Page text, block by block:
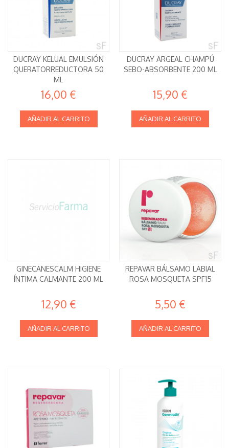
DUCRAY KELUAL EMULSIÓN
QUERATORREDUCTORA 50
ML
16,00 €
AÑADIR AL CARRITO
DUCRAY ARGEAL CHAMPÚ
SEBO-ABSORBENTE 200 ML
15,90 €
AÑADIR AL CARRITO
GINECANESCALM HIGIENE
ÍNTIMA CALMANTE 200 ML
12,90 €
AÑADIR AL CARRITO
REPAVAR BÁLSAMO LABIAL
ROSA MOSQUETA SPF15
5,50 €
AÑADIR AL CARRITO